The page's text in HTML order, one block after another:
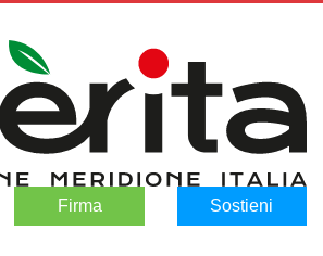
Firma Sostieni